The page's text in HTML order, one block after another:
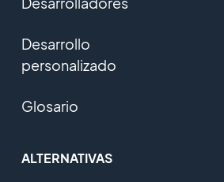
Desarrollo
personalizado
Glosario
ALTERNATIVAS